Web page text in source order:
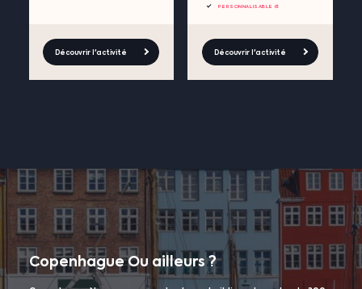
Découvrir l'activité
PERSONNALISABLE 🎨
Découvrir l'activité
CopenhagueOu ailleurs ?